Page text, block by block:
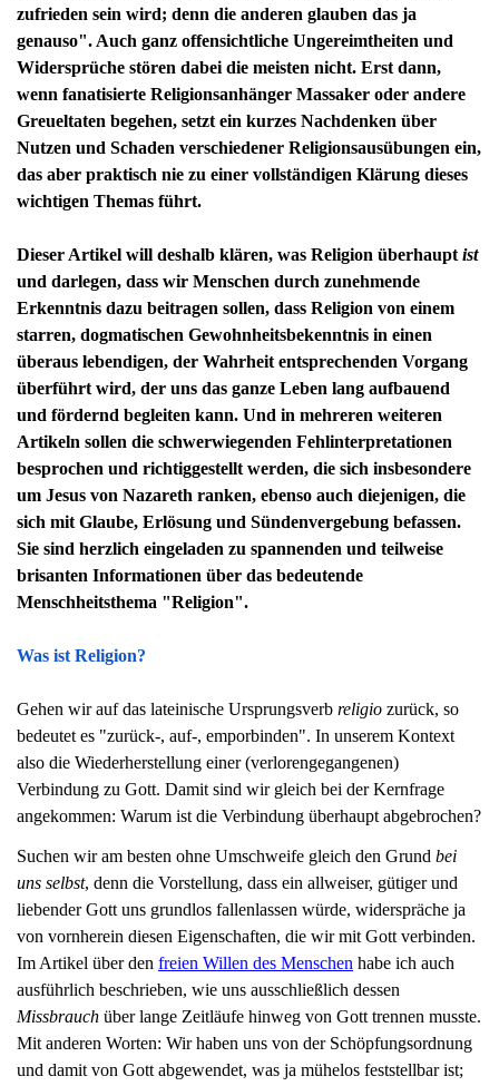
zufrieden sein wird; denn die anderen glauben das ja
genauso". Auch ganz offensichtliche Ungereimtheiten und
Widersprüche stören dabei die meisten nicht. Erst dann,
wenn fanatisierte Religionsanhänger Massaker oder andere
Greueltaten begehen, setzt ein kurzes Nachdenken über
Nutzen und Schaden verschiedener Religionsausübungen ein,
das aber praktisch nie zu einer vollständigen Klärung dieses
wichtigen Themas führt.
Dieser Artikel will deshalb klären, was Religion überhaupt ist
und darlegen, dass wir Menschen durch zunehmende
Erkenntnis dazu beitragen sollen, dass Religion von einem
starren, dogmatischen Gewohnheitsbekenntnis in einen
überaus lebendigen, der Wahrheit entsprechenden Vorgang
überführt wird, der uns das ganze Leben lang aufbauend
und fördernd begleiten kann. Und in mehreren weiteren
Artikeln sollen die schwerwiegenden Fehlinterpretationen
besprochen und richtiggestellt werden, die sich insbesondere
um Jesus von Nazareth ranken, ebenso auch diejenigen, die
sich mit Glaube, Erlösung und Sündenvergebung befassen.
Sie sind herzlich eingeladen zu spannenden und teilweise
brisanten Informationen über das bedeutende
Menschheitsthema "Religion".
Was ist Religion?
Gehen wir auf das lateinische Ursprungsverb religio zurück, so
bedeutet es "zurück-, auf-, emporbinden". In unserem Kontext
also die Wiederherstellung einer (verlorengegangenen)
Verbindung zu Gott. Damit sind wir gleich bei der Kernfrage
angekommen: Warum ist die Verbindung überhaupt abgebrochen?
Suchen wir am besten ohne Umschweife gleich den Grund bei
uns selbst, denn die Vorstellung, dass ein allweiser, gütiger und
liebender Gott uns grundlos fallenlassen würde, widerspräche ja
von vornherein diesen Eigenschaften, die wir mit Gott verbinden.
Im Artikel über den freien Willen des Menschen habe ich auch
ausführlich beschrieben, wie uns ausschließlich dessen
Missbrauch über lange Zeitläufe hinweg von Gott trennen musste.
Mit anderen Worten: Wir haben uns von der Schöpfungsordnung
und damit von Gott abgewendet, was ja mühelos feststellbar ist;